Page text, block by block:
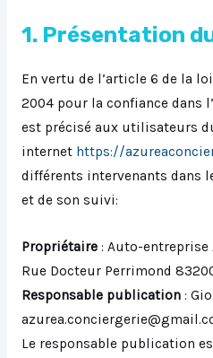
1. Présentation
En vertu de l’article 6 de la
2004 pour la confiance dans
est précisé aux utilisateurs
internet https://
différents intervenants dans
et de son suivi:
Propriétaire: Auto-entreprise
Rue Docteur Perrimond 83200
Responsable publication:
Le responsable publication